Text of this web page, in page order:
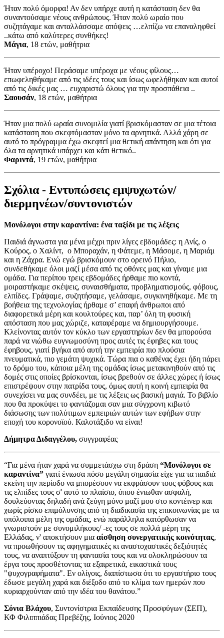
Ήταν πολύ όμορφα! Αν δεν υπήρχε αυτή η κατάσταση δεν θα
συναντούσαμε νέους ανθρώπους. Ήταν πολύ ωραίο που
συζητάγαμε και ανταλλάσσαμε απόψεις …ελπίζω να επαναληφθεί
..κάτω από καλύτερες συνθήκες!
Μάγια, 18 ετών, μαθήτρια
Ήταν υπέροχο! Περάσαμε υπέροχα με νέους φίλους…
επωφεληθήκαμε από τις ιδέες τους και ίσως ωφελήθηκαν και αυτοί
από τις δικές μας … ευχαριστώ όλους για την προσπάθεια ..
Σαουσάν, 18 ετών, μαθήτρια
Ήταν μια πολύ ωραία συνομιλία γιατί βρισκόμασταν σε μια τέτοια
κατάσταση που σκεφτόμασταν μόνο τα αρνητικά. Αλλά χάρη σε
αυτό το πρόγραμμα έχω σκεφτεί μια θετική απάντηση και ότι για
όλα τα αρνητικά υπάρχει και κάτι θετικό..
Φαριντά, 19 ετών, μαθήτρια
Σχόλια - Εντυπώσεις εμψυχωτών/
διερμηνέων/συντονιστών
Μονόλογοι στην καραντίνα: ένα ταξίδι με τις λέξεις
Παιδιά άγνωστα για μένα μέχρι πριν λίγες εβδομάδες: η Ανίς, ο
Κούρος, ο Χαλίντ, ο Μποραχάν, η Φάτεμε, η Μάσομε, η Μαριάμ
και η Ζάχρα. Ενώ εγώ βρισκόμουν στο ορεινό Πήλιο,
συνδεθήκαμε όλοι μαζί μέσα από τις οθόνες μας και γίναμε μια
ομάδα. Για περίπου τρεις εβδομάδες ήρθαμε πιο κοντά,
μοιραστήκαμε σκέψεις, συναισθήματα, προβληματισμούς, φόβους,
ελπίδες. Γράψαμε, συζητήσαμε, γελάσαμε, συγκινηθήκαμε. Με τη
βοήθεια της τεχνολογίας ήρθαμε σ’ επαφή άνθρωποι από
διαφορετικά μέρη και κουλτούρες και, παρ’ όλη τη φυσική
απόσταση που μας χώριζε, καταφέραμε να δημιουργήσουμε.
Κλείνοντας αυτόν τον κύκλο των εργαστηρίων δεν θα μπορούσα
παρά να νιώθω ευγνωμοσύνη προς αυτές τις έφηβες και τους
έφηβους, γιατί βγήκα από αυτή την εμπειρία πιο πλούσια
πνευματικά, πιο γεμάτη ψυχικά. Τώρα πια ο καθένας έχει ήδη πάρει
το δρόμο του, κάποια μέλη της ομάδας ίσως μετακινηθούν από τις
δομές στις οποίες βρίσκονται, ίσως βρεθούν σε άλλες χώρες ή ίσως
επιστρέψουν στην πατρίδα τους, όμως αυτή η κοινή εμπειρία θα
συνεχίσει να μας συνδέει, με τις λέξεις ως βασική μαγιά. Το βιβλίο
που θα προκύψει το φαντάζομαι σαν μια σύγχρονη κιβωτό
διάσωσης των πολύτιμων εμπειριών αυτών των εφήβων στην
εποχή του κορονοϊού. Καλοτάξιδο να είναι!
Δήμητρα Διδαγγέλου, συγγραφέας
“Για μένα ήταν χαρά να συμμετάσχω στη δράση “Μονόλογοι σε
καραντίνα” γιατί ένιωσα πόσο μεγάλη σημασία είχε για τα παιδιά
εκείνη την περίοδο να μπορέσουν να εκφράσουν τους φόβους και
τις ελπίδες τους σ' αυτό το πλαίσιο, όπου ένιωθαν ασφαλή,
δουλεύοντας δηλαδή ανά ζεύγη μόνο μαζί μου στο κοντέινερ και
χωρίς ρίσκο επιμόλυνσης από τη διαδικασία της επικοινωνίας με τα
υπόλοιπα μέλη της ομάδας, ενώ παράλληλα κατόρθωσαν να
γνωριστούν με συνομιλήκους/ -ες τους σε πολλά μέρη της
Ελλάδας, ν' αποκτήσουν μια αίσθηση συνεργατικής κοινότητας,
να προωθήσουν τις αφηγηματικές κι αναστοχαστικές δεξιότητές
τους, να αναπτύξουν τη φαντασία τους και να ολοκληρώσουν τα
έργα τους προσθέτοντας τα εξαιρετικά, εικαστικά τους
"ψυχογραφήματα". Εν ολίγοις, διαπίστωσα ότι το εργαστήριο τους
έδωσε μεγάλη χαρά και διέξοδο από το κλίμα των ημερών που
κυριαρχούνταν από την ιδέα του θανάτου.”
Σόνια Βλάχου, Συντονίστρια Εκπαίδευσης Προσφύγων (ΣΕΠ),
ΚΦ Φιλιππιάδας Πρεβέζης, Ιούνιος 2020